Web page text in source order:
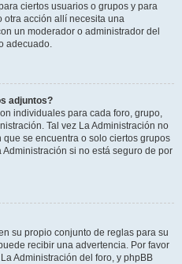
ciertos usuarios o grupos y para
otra acción allí necesita una
un moderador o administrador del
adecuado.
adjuntos?
individuales para cada foro, grupo,
Tal vez La Administración no
se encuentra o solo ciertos grupos
si no está seguro de por
su propio conjunto de reglas para su
recibir una advertencia. Por favor
Administración del foro, y phpBB